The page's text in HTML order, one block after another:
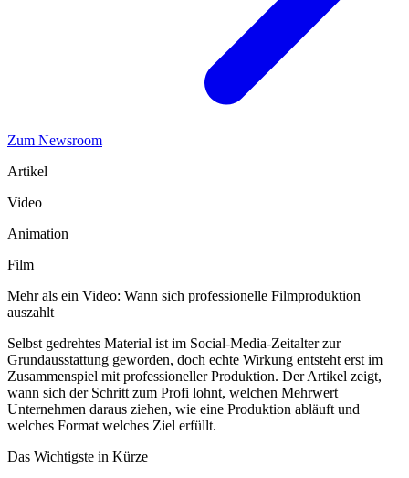
Zum Newsroom
Artikel
Video
Animation
Film
Mehr als ein Video: Wann sich professionelle Filmproduktion
auszahlt
Selbst gedrehtes Material ist im Social-Media-Zeitalter zur
Grundausstattung geworden, doch echte Wirkung entsteht erst im
Zusammenspiel mit professioneller Produktion. Der Artikel zeigt,
wann sich der Schritt zum Profi lohnt, welchen Mehrwert
Unternehmen daraus ziehen, wie eine Produktion abläuft und
welches Format welches Ziel erfüllt.
Das Wichtigste in Kürze